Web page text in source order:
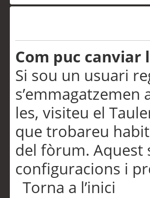
Com puc canviar
Si sou un usuari
les, visiteu el
que trobareu
del fòrum. Aquest
configuracions i
Torna a l’inici